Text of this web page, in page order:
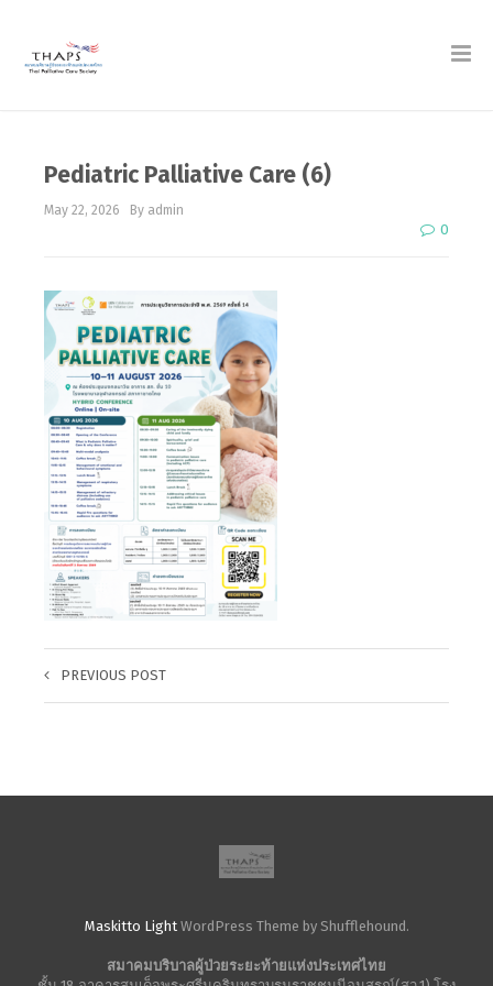
Pediatric Palliative Care (6)
May 22, 2026 By admin
0
PREVIOUS POST
Maskitto LightWordPress Theme by Shufflehound.
สมาคมบริบาลผู้ป่วยระยะท้ายแห่งประเทศไทย